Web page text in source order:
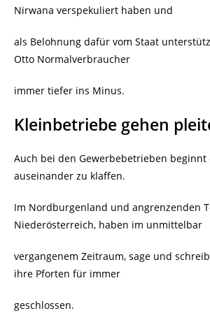
Nirwana verspekuliert haben und
als Belohnung dafür vom Staat
Otto Normalverbraucher
immer tiefer ins Minus.
Kleinbetriebe gehen
Auch bei den Gewerbebetrieben beginnt
auseinander zu klaffen.
Im Nordburgenland und angrenzenden
Niederösterreich, haben im unmittelbar
vergangenem Zeitraum, sage und
ihre Pforten für immer
geschlossen.